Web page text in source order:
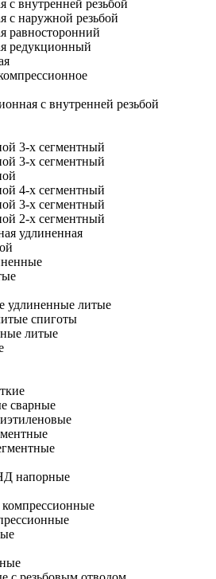
с внутренней резьбой
с наружной резьбой
равносторонний
редукционный
с внутренней резьбой
3-х сегментный
3-х сегментный
4-х сегментный
3-х сегментный
2-х сегментный
удлиненная
удлиненные литые
спиготы
литые
сварные
напорные